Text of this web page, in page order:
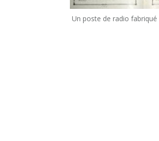
Un poste de radio